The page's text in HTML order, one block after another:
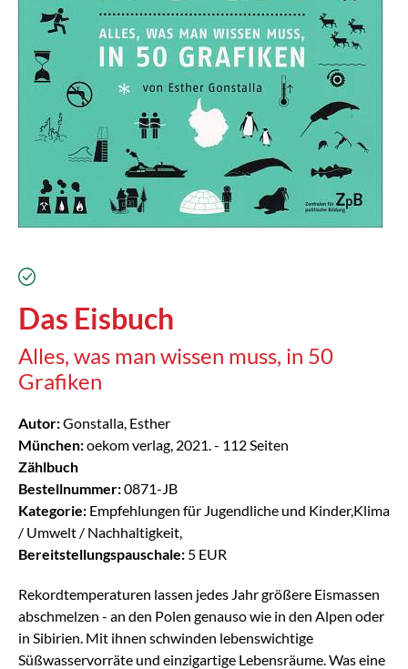
verfügbar
Das Eisbuch
Alles, was man wissen muss, in 50
Grafiken
Autor:Gonstalla, Esther
München:oekom verlag, 2021. - 112 Seiten
Zählbuch
Bestellnummer:0871-JB
Kategorie: Empfehlungen für Jugendliche und Kinder,Klima
/ Umwelt / Nachhaltigkeit,
Bereitstellungspauschale: 5 EUR
Rekordtemperaturen lassen jedes Jahr größere Eismassen
abschmelzen - an den Polen genauso wie in den Alpen oder
in Sibirien. Mit ihnen schwinden lebenswichtige
Süßwasservorräte und einzigartige Lebensräume. Was eine